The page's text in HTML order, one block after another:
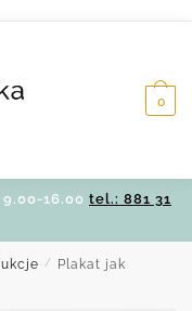
0
16.00 tel.: 881 31
/
Plakat jak